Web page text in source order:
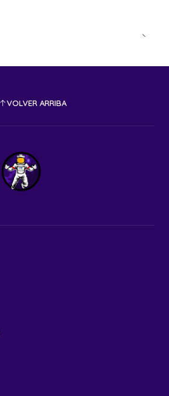
VOLVER ARRIBA